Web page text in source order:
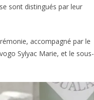
sont distingués par leur
accompagné par le
Sylyac Marie, et le sous-